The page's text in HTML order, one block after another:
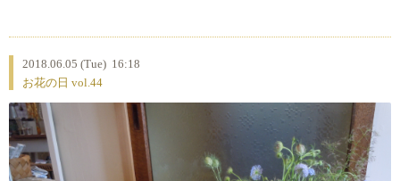
2018.06.05 (Tue) 16:18
お花の日 vol.44